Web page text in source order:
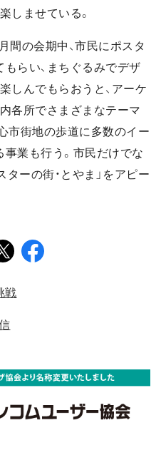
しませている。
間の会期中、市民にポスタ
らい、まちぐるみでデザ
しんでもらおうと、アーケ
各所でさまざまなテーマ
市街地の歩道に多数のイー
業も行う。市民だけでな
ーの街・とやま」をアピー
戦